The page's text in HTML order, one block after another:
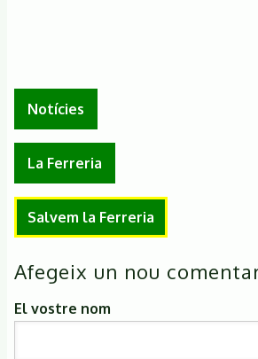
Notícies
La Ferreria
Salvem la Ferreria
Afegeix un nou
El vostre nom